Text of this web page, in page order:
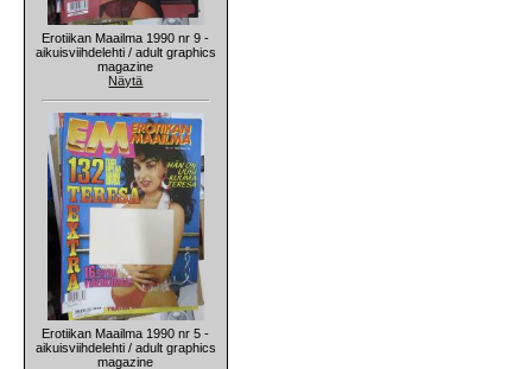
Erotiikan Maailma 1990 nr 9 -
aikuisviihdelehti / adult graphics
magazine
Näytä
Erotiikan Maailma 1990 nr 5 -
aikuisviihdelehti / adult graphics
magazine